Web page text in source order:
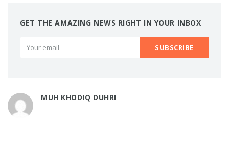
GET THE AMAZING NEWS RIGHT IN YOUR INBOX
MUH KHODIQ DUHRI